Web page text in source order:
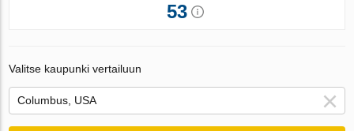
53
Valitse kaupunki vertailuun